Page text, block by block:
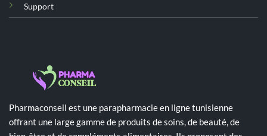
Support
Pharmaconseil est une parapharmacie en ligne tunisienne
offrant une large gamme de produits de soins, de beauté, de